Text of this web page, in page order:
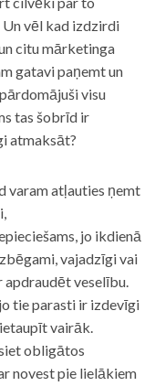
Un vēl kad izdzirdi
citu mārketinga
gatavi paņemt un
visu
tas šobrīd ir
atmaksāt?
varam atļauties ņemt
jo ikdienā
vajadzīgi vai
apdraudēt veselību.
tie parasti ir izdevīgi
vairāk.
obligātos
novest pie lielākiem